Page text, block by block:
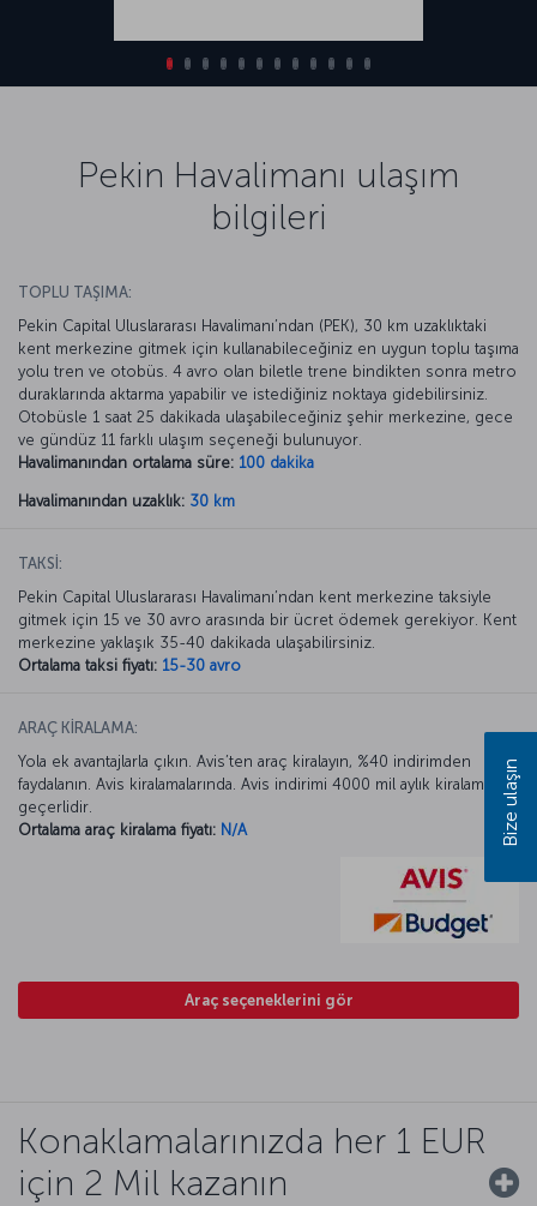
Pekin Havalimanı ulaşım
bilgileri
TOPLU TAŞIMA:
Pekin Capital Uluslararası Havalimanı’ndan (PEK), 30 km uzaklıktaki
kent merkezine gitmek için kullanabileceğiniz en uygun toplu taşıma
yolu tren ve otobüs. 4 avro olan biletle trene bindikten sonra metro
duraklarında aktarma yapabilir ve istediğiniz noktaya gidebilirsiniz.
Otobüsle 1 saat 25 dakikada ulaşabileceğiniz şehir merkezine, gece
ve gündüz 11 farklı ulaşım seçeneği bulunuyor.
Havalimanından ortalama süre: 100 dakika
Havalimanından uzaklık: 30 km
TAKSİ:
Pekin Capital Uluslararası Havalimanı’ndan kent merkezine taksiyle
gitmek için 15 ve 30 avro arasında bir ücret ödemek gerekiyor. Kent
merkezine yaklaşık 35-40 dakikada ulaşabilirsiniz.
Ortalama taksi fiyatı: 15-30 avro
ARAÇ KİRALAMA:
Yola ek avantajlarla çıkın. Avis’ten araç kiralayın, %40 indirimden
faydalanın. Avis kiralamalarında. Avis indirimi 4000 mil aylık kiralamada
geçerlidir.
Ortalama araç kiralama fiyatı: N/A
Araç seçeneklerini gör
Konaklamalarınızda her 1 EUR
için 2 Mil kazanın
Bize ulaşın